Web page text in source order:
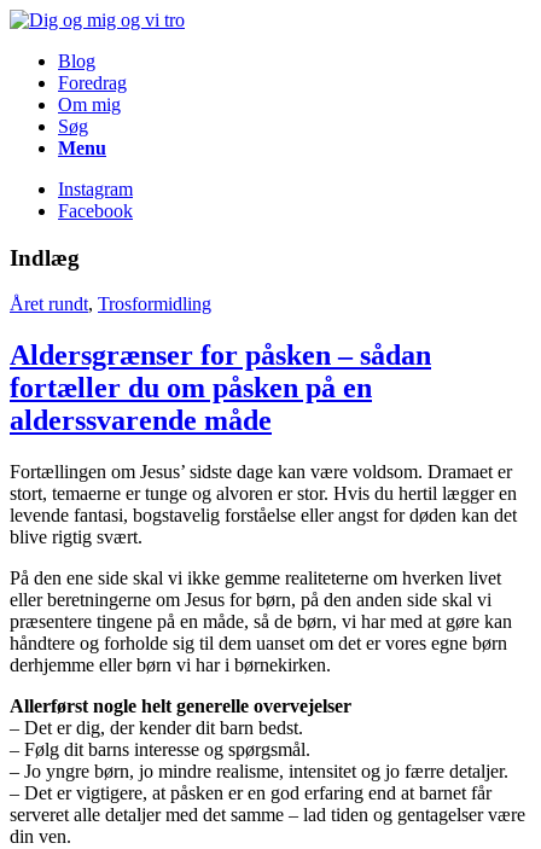
Blog
Foredrag
Om mig
Søg
Menu
Instagram
Facebook
Indlæg
Året rundt, Trosformidling
Aldersgrænser for påsken – sådan
fortæller du om påsken på en
alderssvarende måde
Fortællingen om Jesus’ sidste dage kan være voldsom. Dramaet er
stort, temaerne er tunge og alvoren er stor. Hvis du hertil lægger en
levende fantasi, bogstavelig forståelse eller angst for døden kan det
blive rigtig svært.
På den ene side skal vi ikke gemme realiteterne om hverken livet
eller beretningerne om Jesus for børn, på den anden side skal vi
præsentere tingene på en måde, så de børn, vi har med at gøre kan
håndtere og forholde sig til dem uanset om det er vores egne børn
derhjemme eller børn vi har i børnekirken.
Allerførst nogle helt generelle overvejelser
– Det er dig, der kender dit barn bedst.
– Følg dit barns interesse og spørgsmål.
– Jo yngre børn, jo mindre realisme, intensitet og jo færre detaljer.
– Det er vigtigere, at påsken er en god erfaring end at barnet får
serveret alle detaljer med det samme – lad tiden og gentagelser være
din ven.